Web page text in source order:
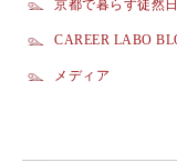
京都で暮らす徒然
CAREER LABO
メディア